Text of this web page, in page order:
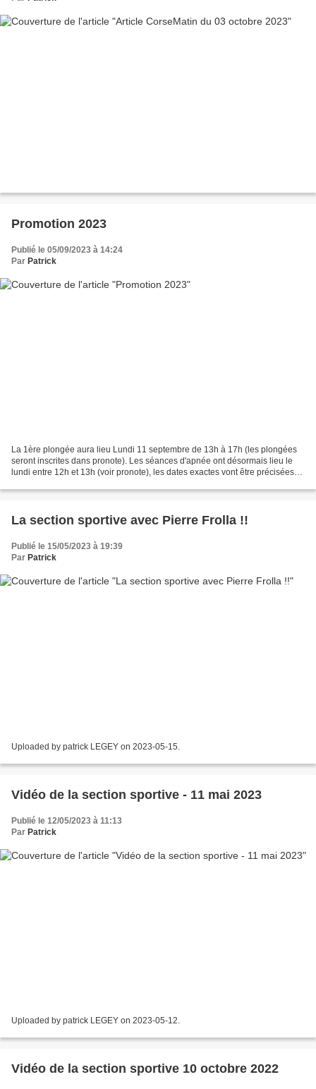
Promotion 2023
Publié le 05/09/2023 à 14:24
Par Patrick
La 1ère plongée aura lieu Lundi 11 septembre de 13h à 17h (les plongées
seront inscrites dans pronote). Les séances d'apnée ont désormais lieu le
lundi entre 12h et 13h (voir pronote), les dates exactes vont être précisées
La section sportive avec Pierre Frolla !!
Publié le 15/05/2023 à 19:39
Par Patrick
Uploaded by patrick LEGEY on 2023-05-15.
Vidéo de la section sportive - 11 mai 2023
Publié le 12/05/2023 à 11:13
Par Patrick
Uploaded by patrick LEGEY on 2023-05-12.
Vidéo de la section sportive 10 octobre 2022